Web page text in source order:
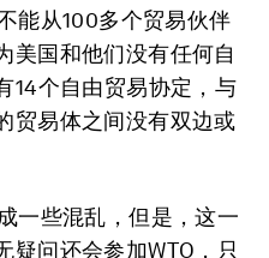
能从100多个贸易伙伴
美国和他们没有任何自
14个自由贸易协定，与
贸易体之间没有双边或
一些混乱，但是，这一
疑问还会参加WTO，只